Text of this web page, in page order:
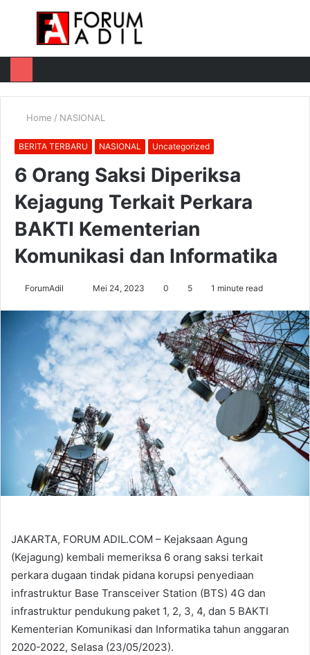
Menu
Home / NASIONAL
BERITA TERBARU NASIONAL Uncategorized
6 Orang Saksi Diperiksa
Kejagung Terkait Perkara
BAKTI Kementerian
Komunikasi dan Informatika
ForumAdil
email
Mei 24, 2023 0 5 1 minute read
JAKARTA, FORUM ADIL.COM – Kejaksaan Agung
(Kejagung) kembali memeriksa 6 orang saksi terkait
perkara dugaan tindak pidana korupsi penyediaan
infrastruktur Base Transceiver Station (BTS) 4G dan
infrastruktur pendukung paket 1, 2, 3, 4, dan 5 BAKTI
Kementerian Komunikasi dan Informatika tahun anggaran
2020-2022, Selasa (23/05/2023).